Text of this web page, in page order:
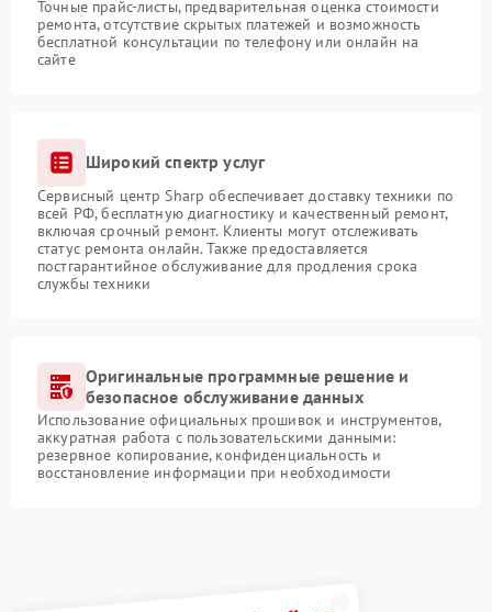
Точные прайс-листы, предварительная оценка стоимости
ремонта, отсутствие скрытых платежей и возможность
бесплатной консультации по телефону или онлайн на
сайте
Широкий спектр услуг
Сервисный центр Sharp обеспечивает доставку техники по
всей РФ, бесплатную диагностику и качественный ремонт,
включая срочный ремонт. Клиенты могут отслеживать
статус ремонта онлайн. Также предоставляется
постгарантийное обслуживание для продления срока
службы техники
Оригинальные программные решение и
безопасное обслуживание данных
Использование официальных прошивок и инструментов,
аккуратная работа с пользовательскими данными:
резервное копирование, конфиденциальность и
восстановление информации при необходимости